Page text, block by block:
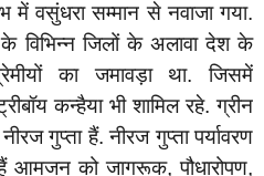
में वसुंधरा सम्मान से नवाजा गया.
विभिन्न जिलों के अलावा देश के
का जमावड़ा था. जिसमें
कन्हैया भी शामिल रहे. ग्रीन
गुप्ता हैं. नीरज गुप्ता पर्यावरण
आमजन को जागरूक, पौधारोपण,